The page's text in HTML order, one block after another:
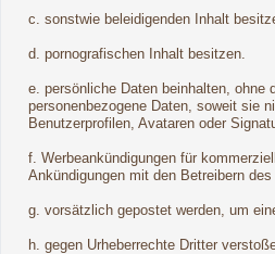
c. sonstwie beleidigenden Inhalt
d. pornografischen Inhalt besitzen.
e. persönliche Daten beinhalten, ohne
personenbezogene Daten, soweit sie
Benutzerprofilen, Avataren oder
f. Werbeankündigungen für
Ankündigungen mit den Betreibern
g. vorsätzlich gepostet werden, um
h. gegen Urheberrechte Dritter